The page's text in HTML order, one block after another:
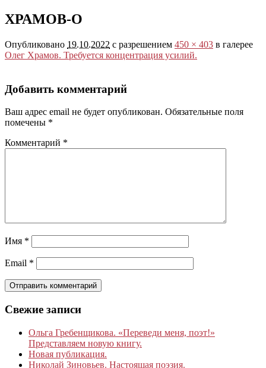
ХРАМОВ-О
Опубликовано 19.10.2022 с разрешением 450 × 403 в галерее
Олег Храмов. Требуется концентрация усилий.
Добавить комментарий
Ваш адрес email не будет опубликован. Обязательные поля
помечены *
Комментарий *
Имя *
Email *
Свежие записи
Ольга Гребенщикова. «Переведи меня, поэт!»
Представляем новую книгу.
Новая публикация.
Николай Зиновьев. Настоящая поэзия.